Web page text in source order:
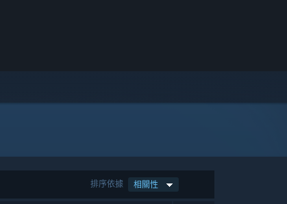
排序依據 相關性